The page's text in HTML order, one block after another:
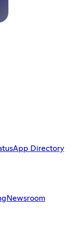
App Directory
Newsroom